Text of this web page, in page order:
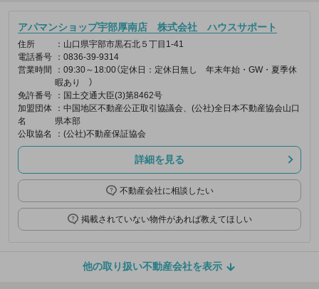
アパマンショップ宇部厚南店 株式会社 ハウスサポート
住所
：山口県宇部市黒石北５丁目1-41
電話番号
：0836-39-9314
営業時間
：09:30～18:00（定休日：定休日無し 年末年始・GW・夏季休
暇あり ）
免許番号
：国土交通大臣(3)第8462号
加盟団体
名
：中国地区不動産公正取引協議会、(公社)全日本不動産協会山口
県本部
公取協名
：(公社)不動産保証協会
詳細を見る
不動産会社に相談したい
掲載されていない物件があれば教えてほしい
他の取り扱い不動産会社を表示